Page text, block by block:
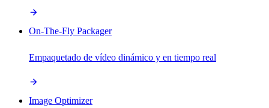
On-The-Fly Packager
Empaquetado de vídeo dinámico y en tiempo real
Image Optimizer